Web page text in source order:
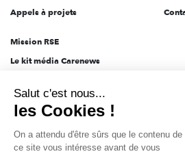
Appels à projets
Mission RSE
Le kit média Carenews
AEF info
Novethic
PRODURABLE
Salut c'est nous...
les Cookies !
On a attendu d'être sûrs que le contenu de
ce site vous intéresse avant de vous